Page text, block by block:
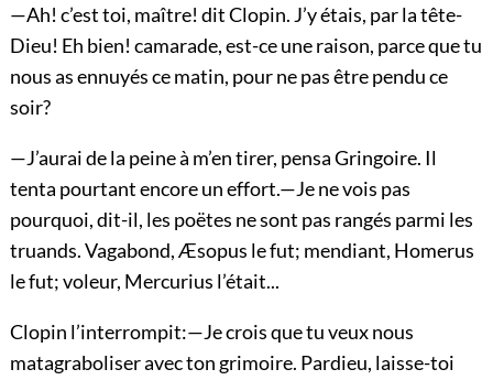
—Ah! c’est toi, maître! dit Clopin. J’y étais, par la tête-
Dieu! Eh bien! camarade, est-ce une raison, parce que tu
nous as ennuyés ce matin, pour ne pas être pendu ce
soir?
—J’aurai de la peine à m’en tirer, pensa Gringoire. Il
tenta pourtant encore un effort.—Je ne vois pas
pourquoi, dit-il, les poëtes ne sont pas rangés parmi les
truands. Vagabond, Æsopus le fut; mendiant, Homerus
le fut; voleur, Mercurius l’était...
Clopin l’interrompit:—Je crois que tu veux nous
matagraboliser avec ton grimoire. Pardieu, laisse-toi